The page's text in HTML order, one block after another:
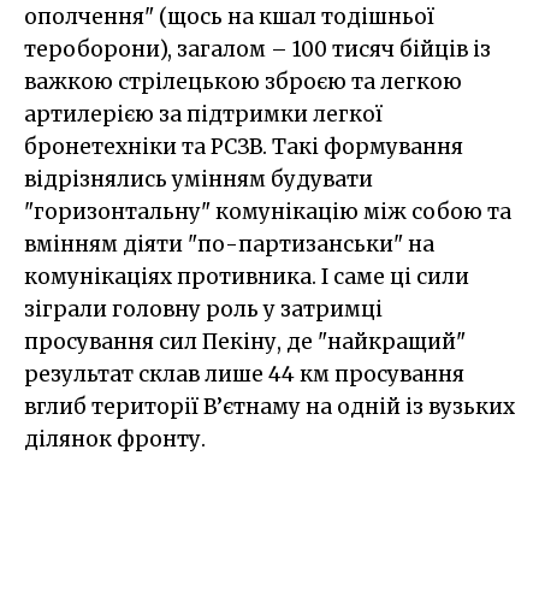
ополчення" (щось на кшал тодішньої
тероборони), загалом – 100 тисяч бійців із
важкою стрілецькою зброєю та легкою
артилерією за підтримки легкої
бронетехніки та РСЗВ. Такі формування
відрізнялись умінням будувати
"горизонтальну" комунікацію між собою та
вмінням діяти "по-партизанськи" на
комунікаціях противника. І саме ці сили
зіграли головну роль у затримці
просування сил Пекіну, де "найкращий"
результат склав лише 44 км просування
вглиб території В’єтнаму на одній із вузьких
ділянок фронту.